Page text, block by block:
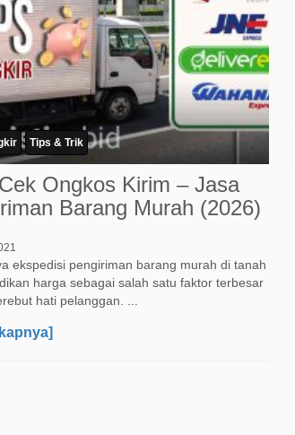
Tips & Trik
Ongkos Kirim – Jasa
Barang Murah (2026)
ekspedisi pengiriman barang murah di tanah
harga sebagai salah satu faktor terbesar
hati pelanggan. ...